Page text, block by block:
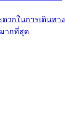
ดวกในการเดินทาง
มากที่สุด